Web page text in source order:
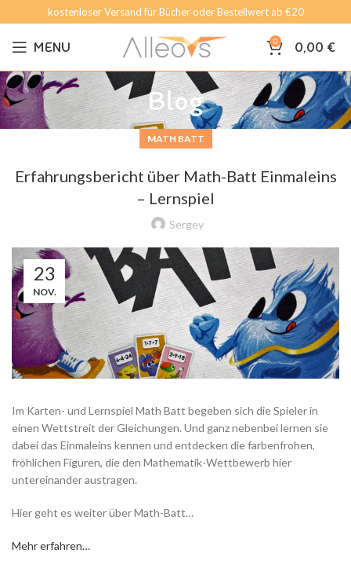
kostenloser Versand für Bücher oder Bestellwert ab €20
MENU 0 0,00 €
Blog
MATH BATT
Erfahrungsbericht über Math-Batt Einmaleins
– Lernspiel
Sergey
23
NOV.
Im Karten- und Lernspiel Math Batt begeben sich die Spieler in
einen Wettstreit der Gleichungen. Und ganz nebenbei lernen sie
dabei das Einmaleins kennen und entdecken die farbenfrohen,
fröhlichen Figuren, die den Mathematik-Wettbewerb hier
untereinander austragen.
Hier geht es weiter über Math-Batt…
Mehr erfahren…